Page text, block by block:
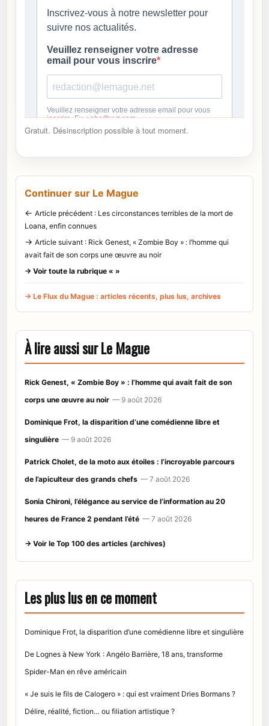
Gratuit. Désinscription possible à tout moment.
Continuer sur Le Mague
← Article précédent : Les circonstances terribles de la mort de
Loana, enfin connues
→ Article suivant : Rick Genest, « Zombie Boy » : l’homme qui
avait fait de son corps une œuvre au noir
→ Voir toute la rubrique « »
→ Le Flux du Mague : articles récents, plus lus, archives
À lire aussi sur Le Mague
Rick Genest, « Zombie Boy » : l’homme qui avait fait de son
corps une œuvre au noir — 9 août 2026
Dominique Frot, la disparition d’une comédienne libre et
singulière — 9 août 2026
Patrick Cholet, de la moto aux étoiles : l’incroyable parcours
de l’apiculteur des grands chefs — 7 août 2026
Sonia Chironi, l’élégance au service de l’information au 20
heures de France 2 pendant l’été — 7 août 2026
→ Voir le Top 100 des articles (archives)
Les plus lus en ce moment
Dominique Frot, la disparition d’une comédienne libre et singulière
De Lognes à New York : Angélo Barrière, 18 ans, transforme
Spider-Man en rêve américain
« Je suis le fils de Calogero » : qui est vraiment Dries Bormans ?
Délire, réalité, fiction… ou filiation artistique ?